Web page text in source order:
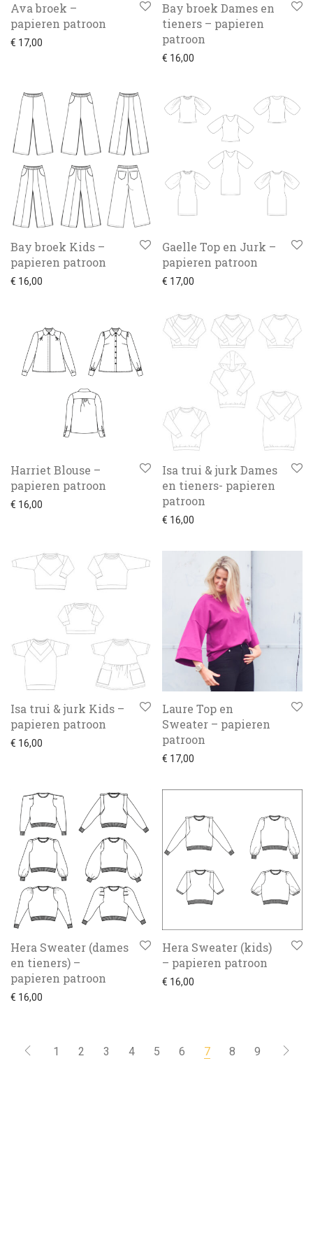
Ava broek –
papieren patroon
€ 17,00
Bay broek Dames en
tieners – papieren
patroon
€ 16,00
Bay broek Kids –
papieren patroon
€ 16,00
Gaelle Top en Jurk –
papieren patroon
€ 17,00
Harriet Blouse –
papieren patroon
€ 16,00
Isa trui & jurk Dames
en tieners- papieren
patroon
€ 16,00
Isa trui & jurk Kids –
papieren patroon
€ 16,00
Laure Top en
Sweater – papieren
patroon
€ 17,00
Hera Sweater (dames
en tieners) –
papieren patroon
€ 16,00
Hera Sweater (kids)
– papieren patroon
€ 16,00
1 2 3 4 5 6 7 8 9